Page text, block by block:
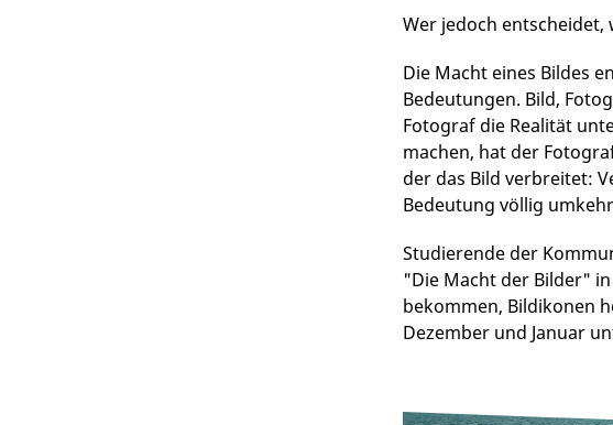
Wer jedoch entscheidet,
Die Macht eines Bildes
Bedeutungen. Bild,
Fotograf die Realität
machen, hat der
der das Bild verbreitet:
Bedeutung völlig
Studierende der
"Die Macht der Bilder"
bekommen, Bildikonen
Dezember und Januar